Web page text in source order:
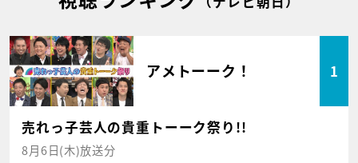
アメトーーク！ 1
売れっ子芸人の貴重トーーク祭り!!
8月6日(木)放送分